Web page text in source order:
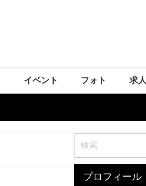
イベント フォト 求人
プロフィール